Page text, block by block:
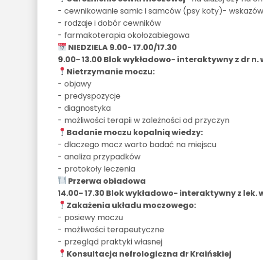
- cewnikowanie samic i samców (psy koty)-
- rodzaje i dobór cewników
- farmakoterapia okołozabiegowa
NIEDZIELA 9.00- 17.00/17.30
9.00- 13.00 Blok wykładowo- interaktywny z dr n.
Nietrzymanie moczu:
- objawy
- predyspozycje
- diagnostyka
- możliwości terapii w zależności od przyczyn
Badanie moczu kopalnią wiedzy:
- dlaczego mocz warto badać na miejscu
- analiza przypadków
- protokoły leczenia
Przerwa obiadowa
14.00- 17.30 Blok wykładowo- interaktywny z
Zakażenia układu moczowego:
- posiewy moczu
- możliwości terapeutyczne
- przegląd praktyki własnej
Konsultacja nefrologiczna dr Kraińskiej